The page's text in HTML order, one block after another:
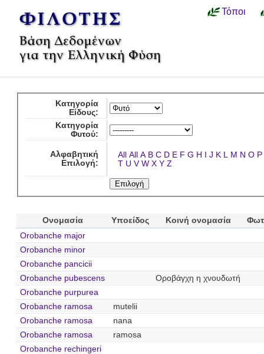
Τόποι
Κατηγορία
Είδους:
Κατηγορία
Φυτού:
Αλφαβητική
Επιλογή:
All All A B C D E F G H I J K L M N O P
T U V W X Y Z
Ονομασία Υποείδος Κοινή ονομασία
Orobanche major
Orobanche minor
Orobanche pancicii
Orobanche pubescens
Οροβάγχη η χνουδωτή
Orobanche purpurea
Orobanche ramosa
mutelii
Orobanche ramosa
nana
Orobanche ramosa
ramosa
Orobanche rechingeri